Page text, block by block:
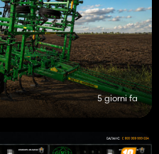
5 giorni fa